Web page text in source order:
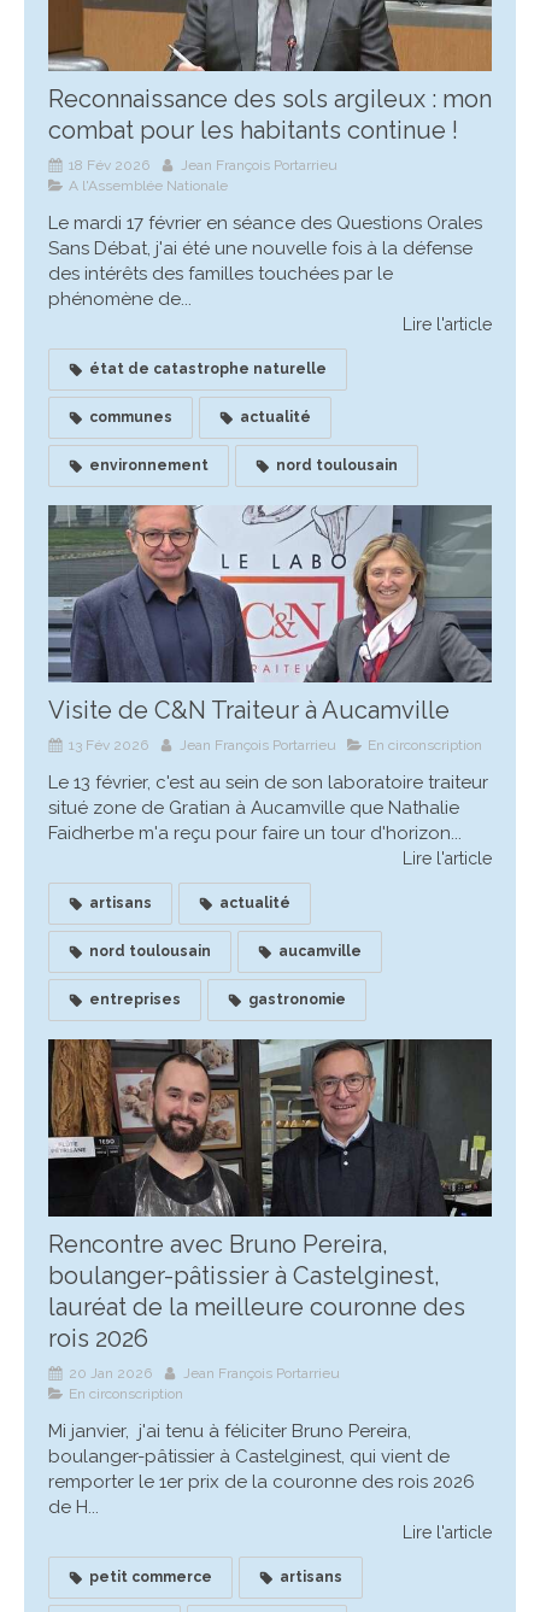
Reconnaissance des sols argileux : mon
combat pour les habitants continue !
18 Fév 2026
Jean François Portarrieu
A l'Assemblée Nationale
Le mardi 17 février en séance des Questions Orales
Sans Débat, j'ai été une nouvelle fois à la défense
des intérêts des familles touchées par le
phénomène de...
Lire l'article
état de catastrophe naturelle
communes actualité
environnement nord toulousain
Visite de C&N Traiteur à Aucamville
13 Fév 2026 Jean François Portarrieu En circonscription
Le 13 février, c'est au sein de son laboratoire traiteur
situé zone de Gratian à Aucamville que Nathalie
Faidherbe m'a reçu pour faire un tour d'horizon...
Lire l'article
artisans actualité
nord toulousain aucamville
entreprises gastronomie
Rencontre avec Bruno Pereira,
boulanger-pâtissier à Castelginest,
lauréat de la meilleure couronne des
rois 2026
20 Jan 2026
Jean François Portarrieu
En circonscription
Mi janvier, j'ai tenu à féliciter Bruno Pereira,
boulanger-pâtissier à Castelginest, qui vient de
remporter le 1er prix de la couronne des rois 2026
de H...
Lire l'article
petit commerce artisans